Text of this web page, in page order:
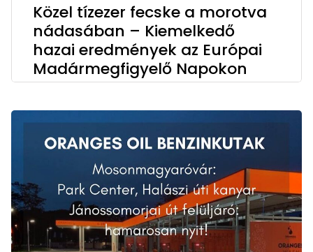
Közel tízezer fecske a morotva
nádasában – Kiemelkedő
hazai eredmények az Európai
Madármegfigyelő Napokon